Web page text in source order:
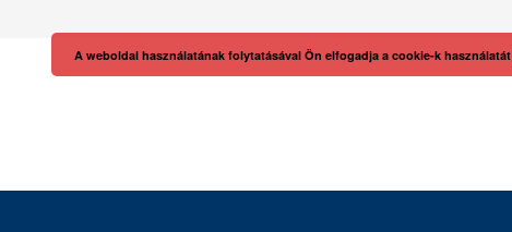
A weboldal használatának folytatásával Ön elfogadja a cookie-k használatát